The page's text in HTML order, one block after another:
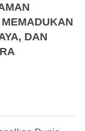
DAN